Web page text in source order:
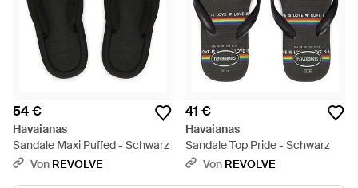
54 €
Havaianas
Sandale Maxi Puffed - Schwarz
Von REVOLVE
41 €
Havaianas
Sandale Top Pride - Schwarz
Von REVOLVE